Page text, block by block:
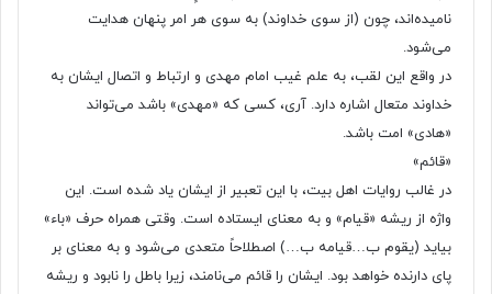
نامیده‌اند، چون (از سوی خداوند) به سوی هر امر پنهان هدایت
می‌شود.
در واقع این لقب، به علم غیب امام مهدی و ارتباط و اتصال ایشان به
خداوند متعال اشاره دارد. آری، کسی که «مهدی» باشد می‌تواند
«هادی» امت باشد.
«قائم»
در غالب روایات اهل بیت، با این تعبیر از ایشان یاد شده است. این
واژه از ریشه «قیام» و به معنای ایستاده است. وقتی همراه حرف «باء»
بیاید (یقوم ب…قیامه ب…) اصطلاحاً متعدی می‌شود و به معنای بر
پای دارنده خواهد بود. ایشان را قائم می‌نامند، زیرا باطل را نابود و ریشه